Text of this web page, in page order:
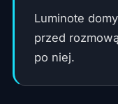
Luminote
przed
po niej.